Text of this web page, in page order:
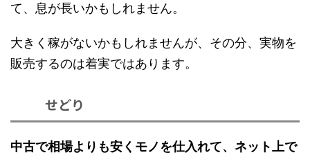
て、息が長いかもしれません。
大きく稼がないかもしれませんが、その分、実物を
販売するのは着実ではあります。
せどり
中古で相場よりも安くモノを仕入れて、ネット上で